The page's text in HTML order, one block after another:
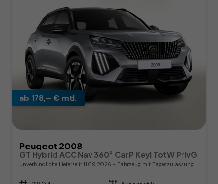
ab 178,– € mtl.
Peugeot 2008
GT Hybrid ACC Nav 360° CarP Keyl TotW PrivG
unverbindliche Lieferzeit: 11.09.2026 Fahrzeug mit Tageszulassung